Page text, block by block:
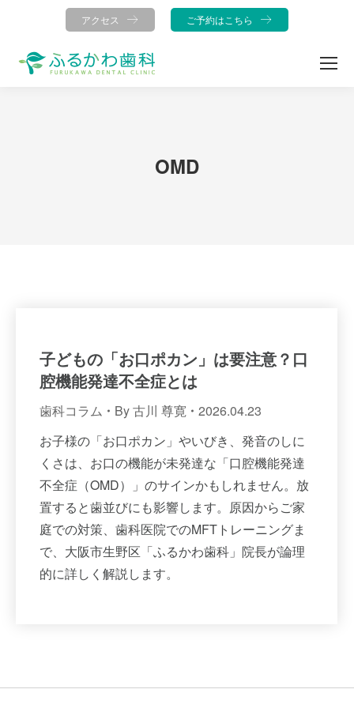
アクセス ご予約はこちら
OMD
子どもの「お口ポカン」は要注意？口
腔機能発達不全症とは
歯科コラム By古川 尊寛
2026.04.23
お子様の「お口ポカン」やいびき、発音のしに
くさは、お口の機能が未発達な「口腔機能発達
不全症（OMD）」のサインかもしれません。放
置すると歯並びにも影響します。原因からご家
庭での対策、歯科医院でのMFTトレーニングま
で、大阪市生野区「ふるかわ歯科」院長が論理
的に詳しく解説します。